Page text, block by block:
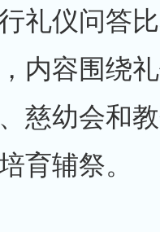
礼仪问答
内容围绕
慈幼会和
育辅祭。